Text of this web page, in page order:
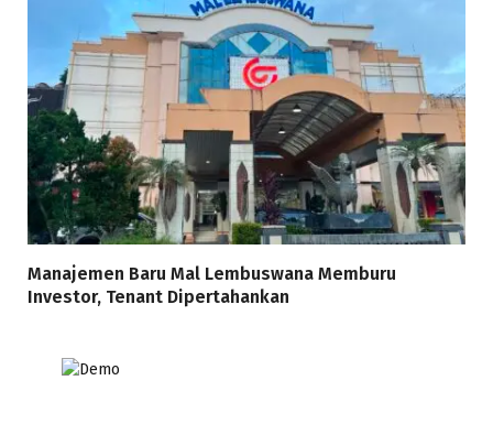
Manajemen Baru Mal Lembuswana Memburu
Investor, Tenant Dipertahankan